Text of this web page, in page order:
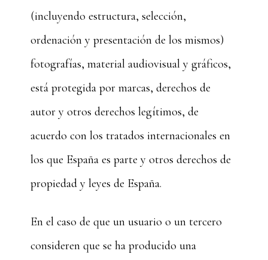
(incluyendo estructura, selección,
ordenación y presentación de los mismos)
fotografías, material audiovisual y gráficos,
está protegida por marcas, derechos de
autor y otros derechos legítimos, de
acuerdo con los tratados internacionales en
los que España es parte y otros derechos de
propiedad y leyes de España.
En el caso de que un usuario o un tercero
consideren que se ha producido una